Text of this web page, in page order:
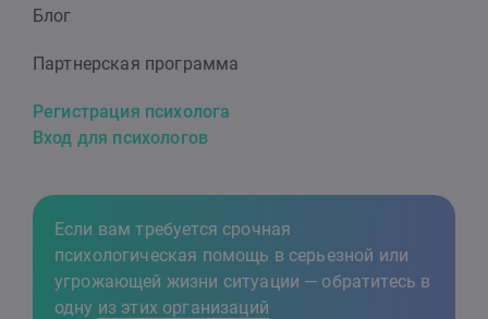
Блог
Партнерская программа
Регистрация психолога
Вход для психологов
Если вам требуется срочная
психологическая помощь в серьезной или
угрожающей жизни ситуации — обратитесь в
одну из этих организаций